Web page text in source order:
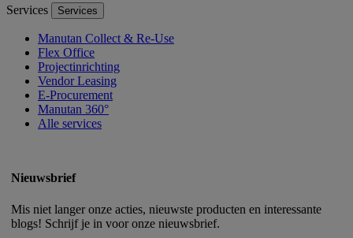
Services Services
Manutan Collect & Re-Use
Flex Office
Projectinrichting
Vendor Leasing
E-Procurement
Manutan 360°
Alle services
Nieuwsbrief
Mis niet langer onze acties, nieuwste producten en interessante
blogs! Schrijf je in voor onze nieuwsbrief.